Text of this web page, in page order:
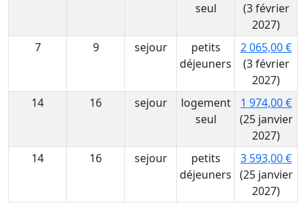
seul
(3 février
2027)
7
9 sejour
petits
déjeuners
2 065,00 €
(3 février
2027)
14
16 sejour
logement
seul
1 974,00 €
(25 janvier
2027)
14
16 sejour
petits
déjeuners
3 593,00 €
(25 janvier
2027)